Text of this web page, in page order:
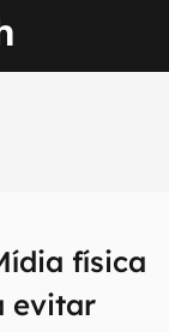
física
evitar
primeira